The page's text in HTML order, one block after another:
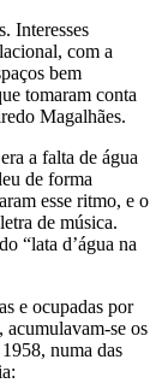
Interesses
com a
bem
tomaram conta
Magalhães.
a falta de água
de forma
esse ritmo, e o
de música.
“lata d’água na
e ocupadas por
acumulavam-se os
numa das